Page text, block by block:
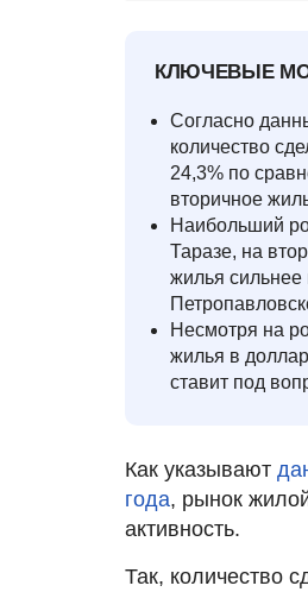
КЛЮЧЕВЫЕ
Согласно
количество
24,3% по
вторичное
Наибольший
Таразе, на
жилья
Несмотря на
жилья в
ставит под
Как указывают
года, рынок
активность.
Так, количество